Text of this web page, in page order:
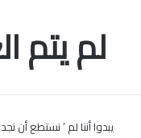
لم يتم
يبدوا أننا لم ’ نستطع أن